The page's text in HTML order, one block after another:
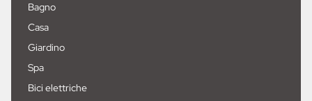
Bagno
Casa
Giardino
Spa
Bici elettriche